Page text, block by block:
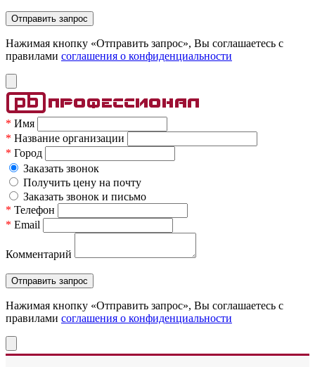
Нажимая кнопку «Отправить запрос», Вы соглашаетесь c
правилами соглашения о конфиденциальности
* Имя
* Название организации
* Город
Заказать звонок
Получить цену на почту
Заказать звонок и письмо
* Телефон
* Email
Комментарий
Нажимая кнопку «Отправить запрос», Вы соглашаетесь c
правилами соглашения о конфиденциальности